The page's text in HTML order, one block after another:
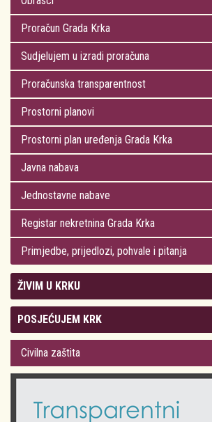
Proračun Grada Krka
Sudjelujem u izradi proračuna
Proračunska transparentnost
Prostorni planovi
Prostorni plan uređenja Grada Krka
Javna nabava
Jednostavne nabave
Registar nekretnina Grada Krka
Primjedbe, prijedlozi, pohvale i pitanja
ŽIVIM U KRKU
Kolegij gradonačelnika
Gradsko vijeće
Odluke Grada Krka (Službene novine PGŽ)
POSJEĆUJEM KRK
Plan Grada Krka
Krk 360° VR panorama
Krk uživo
Civilna zaštita